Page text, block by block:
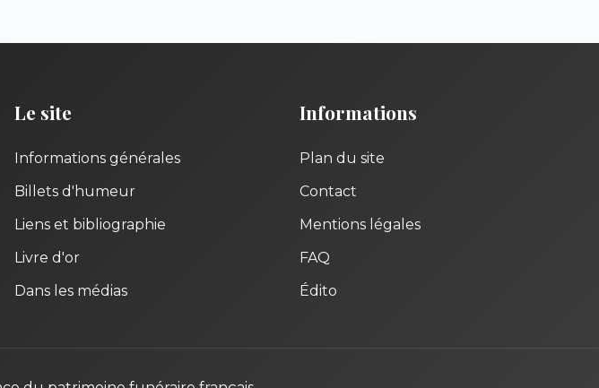
Le site
Informations générales
Billets d'humeur
Liens et bibliographie
Livre d'or
Dans les médias
Informations
Plan du site
Contact
Mentions légales
FAQ
Édito